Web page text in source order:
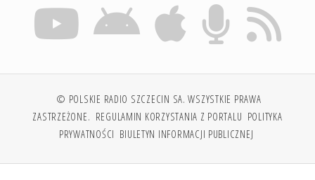
© POLSKIE RADIO SZCZECIN SA. WSZYSTKIE PRAWA
ZASTRZEŻONE. REGULAMIN KORZYSTANIA Z PORTALU POLITYKA
PRYWATNOŚCI BIULETYN INFORMACJI PUBLICZNEJ